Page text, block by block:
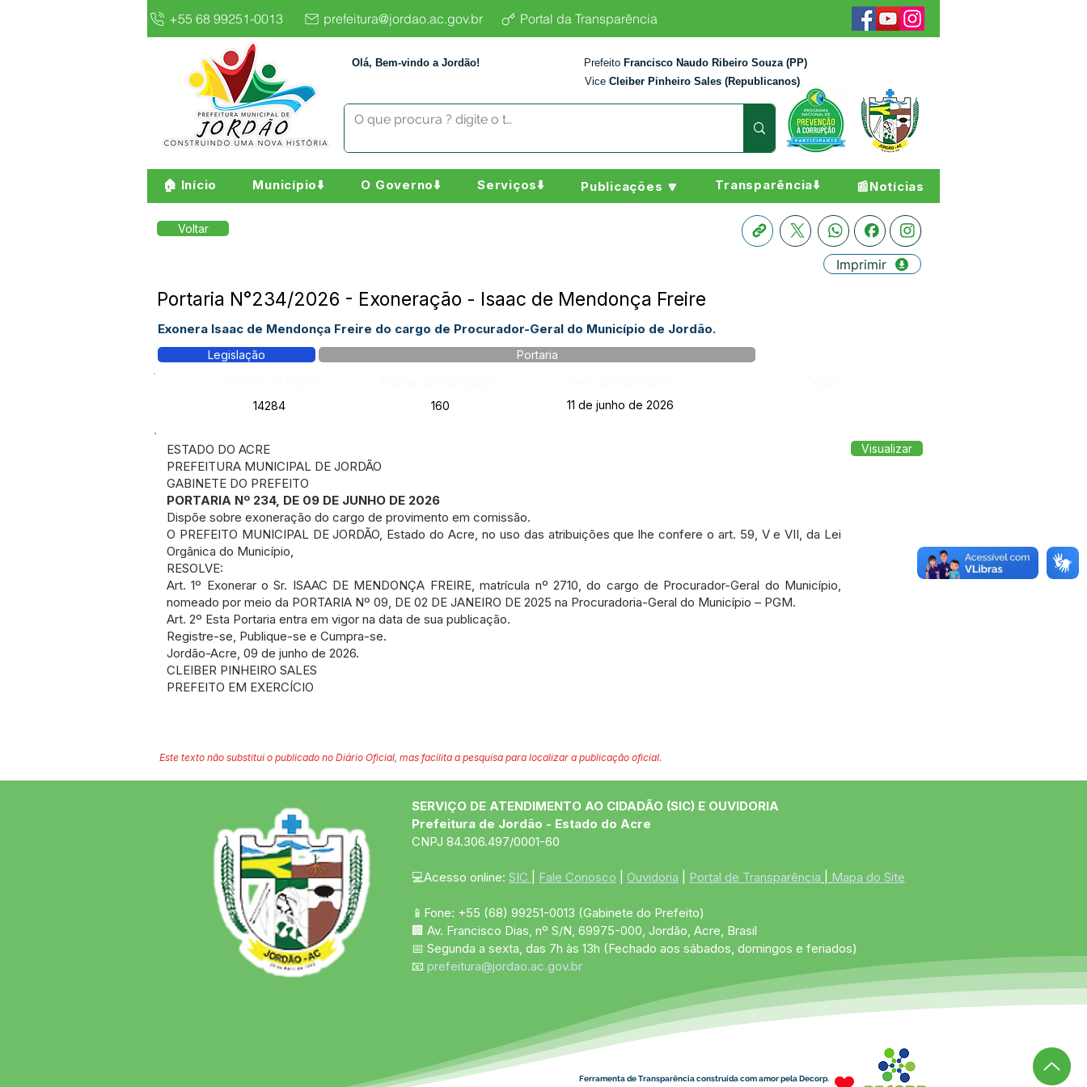
+55 68 99251-0013 prefeitura@jordao.ac.gov.br Portal da Transparência
Olá, Bem-vindo a Jordão! Prefeito Francisco Naudo Ribeiro Souza (PP)
Vice Cleiber Pinheiro Sales (Republicanos)
🏠 Início Município⬇️ O Governo⬇️ Serviços⬇️ Publicações 🔽 Transparência⬇️ 📰Notícias
Voltar
Imprimir
Portaria N°234/2026 - Exoneração - Isaac de Mendonça Freire
Exonera Isaac de Mendonça Freire do cargo de Procurador-Geral do Município de Jordão.
Legislação
Portaria
14284
160 11 de junho de 2026
ESTADO DO ACRE
PREFEITURA MUNICIPAL DE JORDÃO
GABINETE DO PREFEITO
PORTARIA Nº 234, DE 09 DE JUNHO DE 2026
Dispõe sobre exoneração do cargo de provimento em comissão.
O PREFEITO MUNICIPAL DE JORDÃO, Estado do Acre, no uso das atribuições que lhe confere o art. 59, V e VII, da Lei
Orgânica do Município,
RESOLVE:
Art. 1º Exonerar o Sr. ISAAC DE MENDONÇA FREIRE, matrícula nº 2710, do cargo de Procurador-Geral do Município,
nomeado por meio da PORTARIA Nº 09, DE 02 DE JANEIRO DE 2025 na Procuradoria-Geral do Município – PGM.
Art. 2º Esta Portaria entra em vigor na data de sua publicação.
Registre-se, Publique-se e Cumpra-se.
Jordão-Acre, 09 de junho de 2026.
CLEIBER PINHEIRO SALES
PREFEITO EM EXERCÍCIO
Visualizar
Este texto não substitui o publicado no Diário Oficial, mas facilita a pesquisa para localizar a publicação oficial.
SERVIÇO DE ATENDIMENTO AO CIDADÃO (SIC) E OUVIDORIA
Prefeitura de Jordão - Estado do Acre
CNPJ 84.306.497/0001-60
💻Acesso online: SIC Fale Conosco Ouvidoria Portal de Transparência Mapa do Site
📱Fone: +55 (68) 99251-0013 (Gabinete do Prefeito)
🏢 Av. Francisco Dias, nº S/N, 69975-000, Jordão, Acre, Brasil
📅 Segunda a sexta, das 7h às 13h (Fechado aos sábados, domingos e feriados)
📧 prefeitura@jordao.ac.gov.br
Ferramenta de Transparência construída com amor pela Decorp.